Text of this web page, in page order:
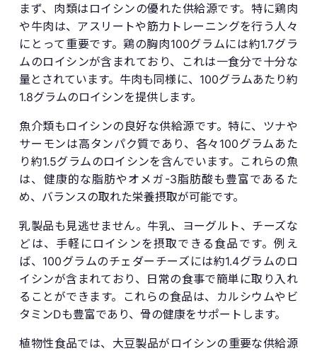
まず、肉類はロイシンの優れた供給源です。特に鶏肉
や牛肉は、アスリートや筋力トレーニングを行う人々
にとって重要です。鶏の胸肉100グラムには約1.7グラ
ムのロイシンが含まれており、これは一食分で十分な
量とされています。牛肉も同様に、100グラムあたり約
1.8グラムのロイシンを提供します。
魚介類もロイシンの良好な供給源です。特に、ツナや
サーモンは高タンパク質であり、各々100グラムあた
り約1.5グラムのロイシンを含んでいます。これらの魚
は、健康的な脂肪やオメガ-3脂肪酸も豊富であるた
め、バランスの取れた栄養摂取が可能です。
乳製品も見逃せません。牛乳、ヨーグルト、チーズな
どは、手軽にロイシンを摂取できる食品です。例え
ば、100グラムのチェダーチーズには約1.4グラムのロ
イシンが含まれており、日常の食事で簡単に取り入れ
ることができます。これらの食品は、カルシウムやビ
タミンDも豊富であり、骨の健康をサポートします。
植物性食品では、大豆製品がロイシンの重要な供給源